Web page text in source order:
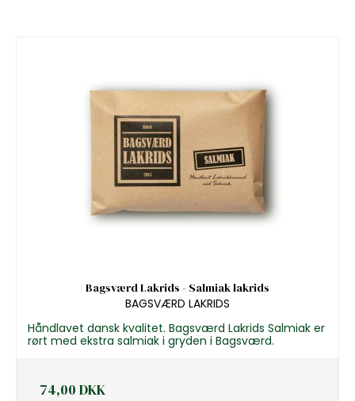
Bagsværd Lakrids - Salmiak lakrids
BAGSVÆRD LAKRIDS
Håndlavet dansk kvalitet. Bagsværd Lakrids Salmiak er
rørt med ekstra salmiak i gryden i Bagsværd.
74,00 DKK